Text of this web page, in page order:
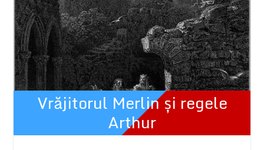
Vrăjitorul Merlin şi regele
Arthur